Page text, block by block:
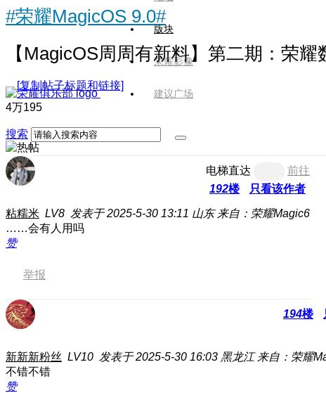
版块
荣耀影像
建议广场
搜索
#荣耀MagicOS 9.0#
【MagicOS周周有新料】第二期：荣
[复制帖子标题和链接]
4万195
电梯直达
前往
192楼 只看该作者
粘糯米 LV8 发表于 2025-5-30 13:11 山东 来自：荣耀Magic6
……会有人用吗
赞
举报
194楼
新新新粉丝 LV10 发表于 2025-5-30 16:03 黑龙江 来自：荣耀
不错不错
赞